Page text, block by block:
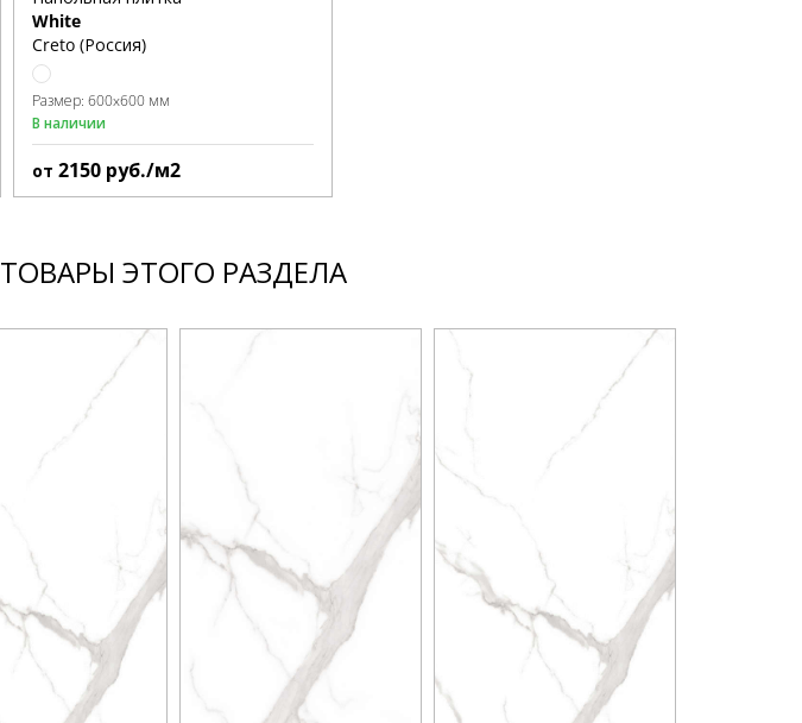
White
Creto (Россия)
Размер:600x600 мм
В наличии
от2150 руб./м2
ТОВАРЫ ЭТОГО РАЗДЕЛА